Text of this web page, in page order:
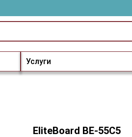
Услуги
EliteBoard BE-55C5